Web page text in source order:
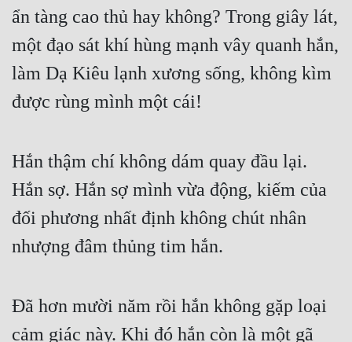
Mưu Mô
Mạt Thế
Nữ Cường
Nữ Phụ
Phong Thủy - Tâm Linh
Phản Phái
Quan Trường
ẩn tàng cao thủ hay không? Trong giây lát,
một đạo sát khí hùng mạnh vây quanh hắn,
làm Dạ Kiêu lạnh xương sống, không kìm
được rùng mình một cái!
Hắn thậm chí không dám quay đầu lại.
Hắn sợ. Hắn sợ mình vừa động, kiếm của
đối phương nhất định không chút nhân
nhượng đâm thủng tim hắn.
Đã hơn mười năm rồi hắn không gặp loại
cảm giác này. Khi đó hắn còn là một gã